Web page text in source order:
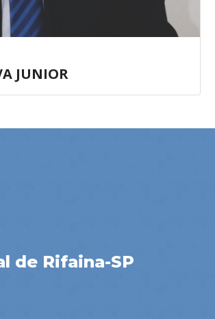
JUNIOR
de Rifaina-SP